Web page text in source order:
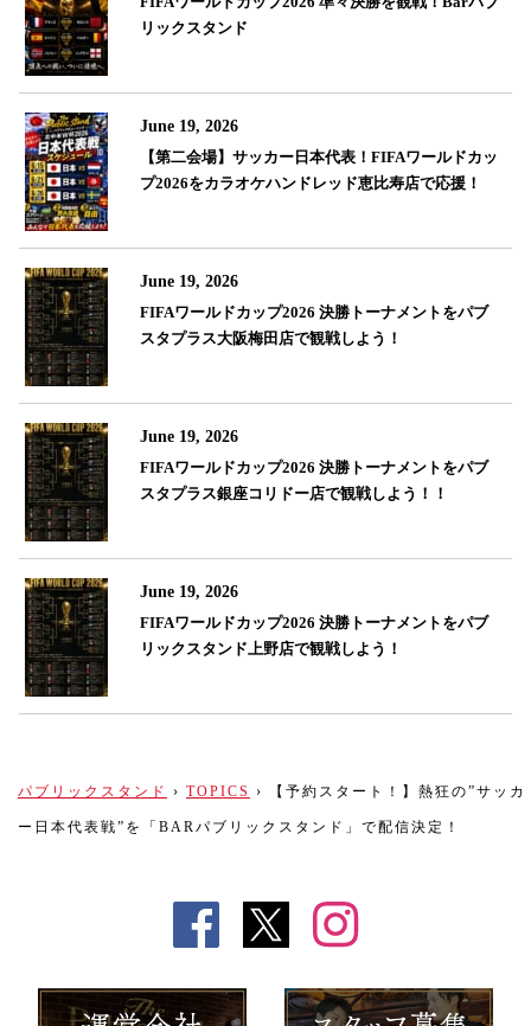
リックスタンド
June 19, 2026
【第二会場】サッカー日本代表！FIFAワールドカッ
プ2026をカラオケハンドレッド恵比寿店で応援！
June 19, 2026
FIFAワールドカップ2026 決勝トーナメントをパブ
スタプラス大阪梅田店で観戦しよう！
June 19, 2026
FIFAワールドカップ2026 決勝トーナメントをパブ
スタプラス銀座コリドー店で観戦しよう！！
June 19, 2026
FIFAワールドカップ2026 決勝トーナメントをパブ
リックスタンド上野店で観戦しよう！
パブリックスタンド › TOPICS › 【予約スタート！】熱狂の”サッカ
ー日本代表戦”を「BARパブリックスタンド」で配信決定！